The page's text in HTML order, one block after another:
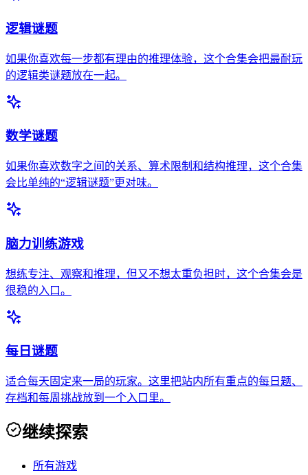
逻辑谜题
如果你喜欢每一步都有理由的推理体验，这个合集会把最耐玩
的逻辑类谜题放在一起。
数学谜题
如果你喜欢数字之间的关系、算术限制和结构推理，这个合集
会比单纯的“逻辑谜题”更对味。
脑力训练游戏
想练专注、观察和推理，但又不想太重负担时，这个合集会是
很稳的入口。
每日谜题
适合每天固定来一局的玩家。这里把站内所有重点的每日题、
存档和每周挑战放到一个入口里。
继续探索
所有游戏